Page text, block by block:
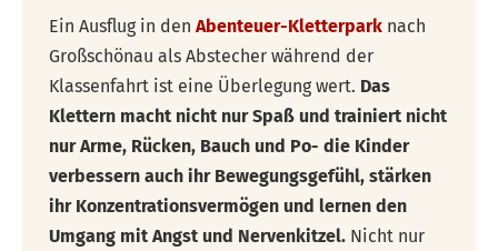
Ein Ausflug in den Abenteuer-Kletterpark nach
Großschönau als Abstecher während der
Klassenfahrt ist eine Überlegung wert. Das
Klettern macht nicht nur Spaß und trainiert nicht
nur Arme, Rücken, Bauch und Po- die Kinder
verbessern auch ihr Bewegungsgefühl, stärken
ihr Konzentrationsvermögen und lernen den
Umgang mit Angst und Nervenkitzel. Nicht nur